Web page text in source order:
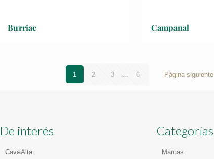
Burriac Campanal
1 2 3 ... 6 Página siguiente
De interés
CavaAlta
Categorías
Marcas